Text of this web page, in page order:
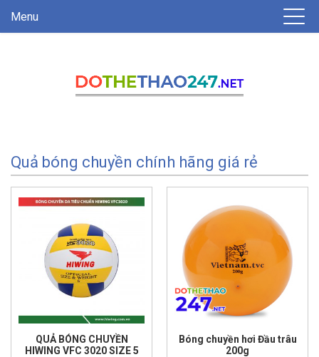
Menu
Quả bóng chuyền chính hãng giá rẻ
QUẢ BÓNG CHUYỀN
HIWING VFC 3020 SIZE 5
Bóng chuyền hơi Đầu trâu
200g